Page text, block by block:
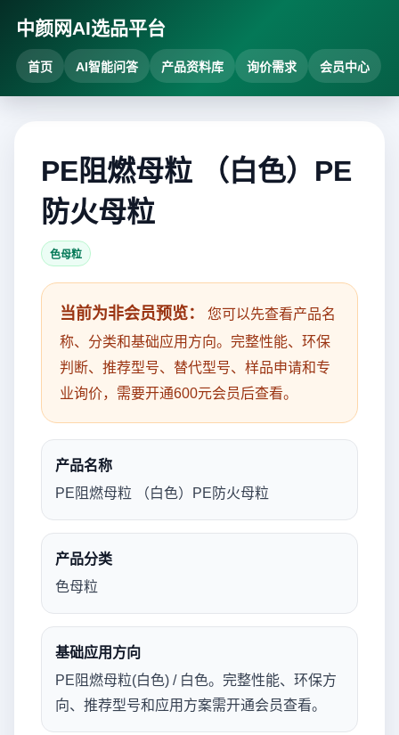
中颜网AI选品平台
首页 AI智能问答 产品资料库 询价需求 会员中心
PE阻燃母粒 （白色）PE
防火母粒
色母粒
当前为非会员预览：
您可以先查看产品名
称、分类和基础应用方向。完整性能、环保
判断、推荐型号、替代型号、样品申请和专
业询价，需要开通600元会员后查看。
产品名称
PE阻燃母粒 （白色）PE防火母粒
产品分类
色母粒
基础应用方向
PE阻燃母粒(白色) / 白色。完整性能、环保方
向、推荐型号和应用方案需开通会员查看。